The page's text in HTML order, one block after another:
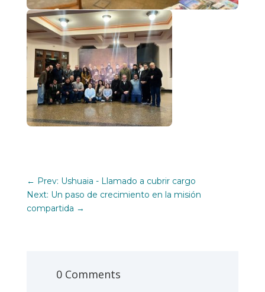
← Prev: Ushuaia - Llamado a cubrir cargo
Next: Un paso de crecimiento en la misión
compartida →
0 Comments